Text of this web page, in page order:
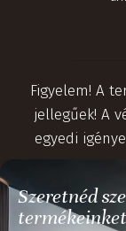
Figyelem! A
jellegűek! A
egyedi
Szeretnéd